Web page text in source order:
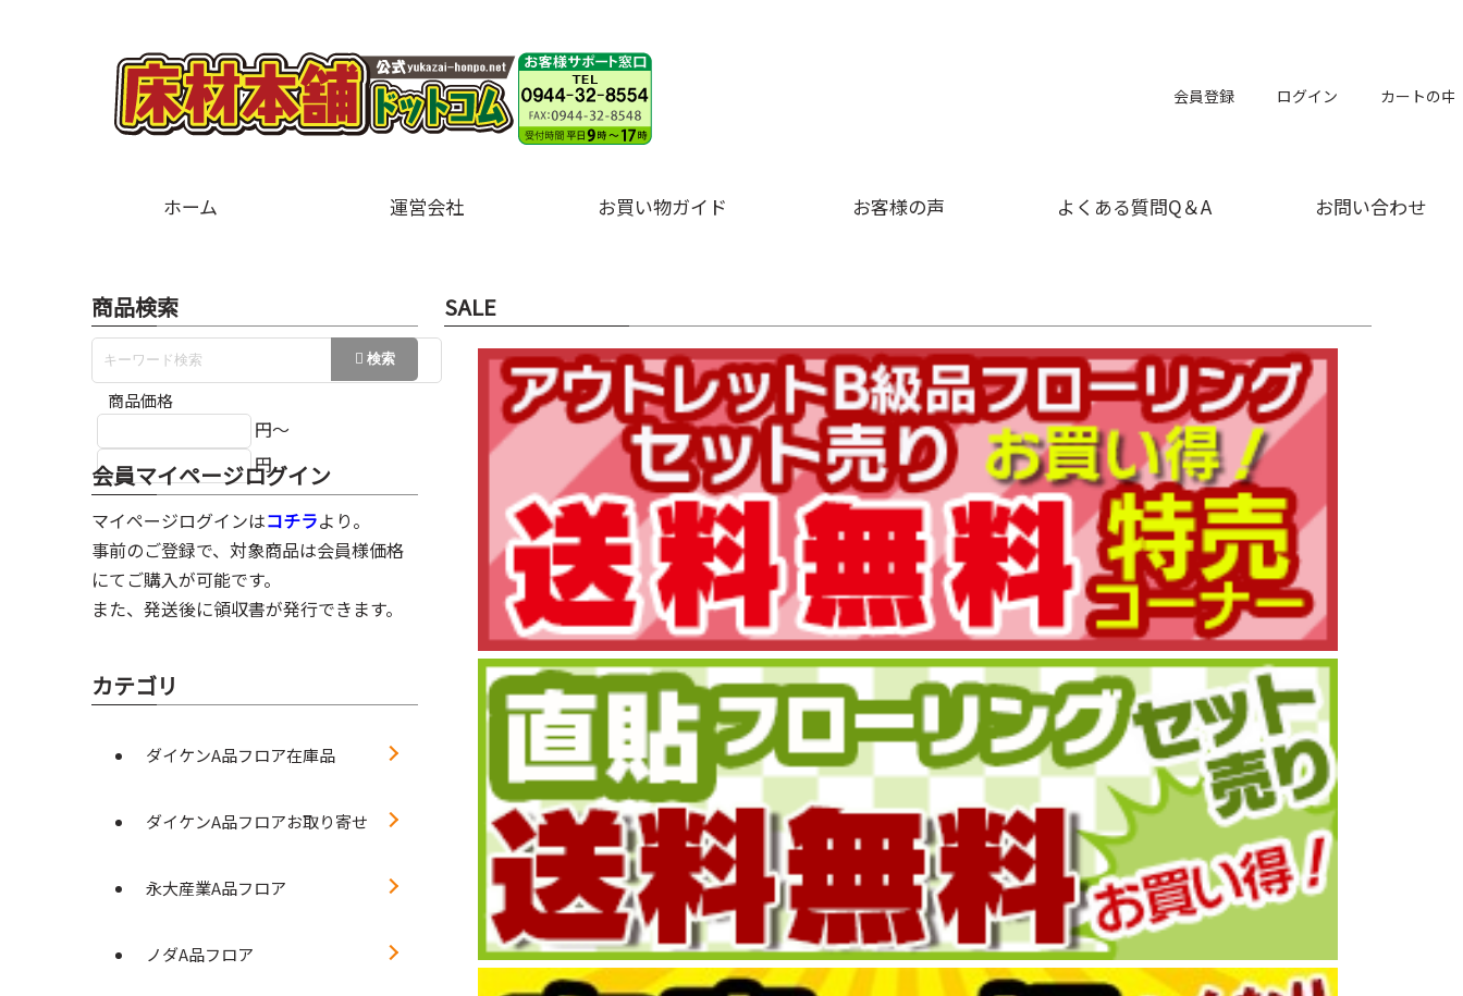
会員登録 ログイン カートの中
ホーム 運営会社 お買い物ガイド お客様の声 よくある質問Q＆A お問い合わせ
SALE
商品検索
商品価格
円～
円
会員マイページログイン
マイページログインはコチラより。
事前のご登録で、対象商品は会員様価格
にてご購入が可能です。
また、発送後に領収書が発行できます。
カテゴリ
ダイケンA品フロア在庫品
ダイケンA品フロアお取り寄せ
永大産業A品フロア
ノダA品フロア